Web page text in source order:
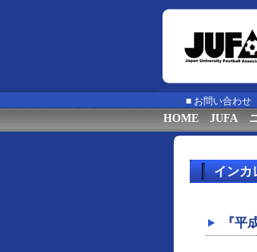
■ お問い合わせ
HOME JUFA
インカ
『平